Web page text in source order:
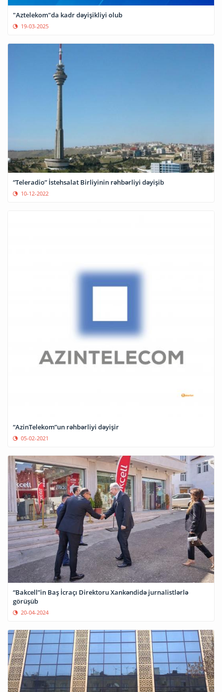
"Aztelekom"da kadr dəyişikliyi olub
19-03-2025
“Teleradio” İstehsalat Birliyinin rəhbərliyi dəyişib
10-12-2022
“AzinTelekom”un rəhbərliyi dəyişir
05-02-2021
“Bakcell”in Baş İcraçı Direktoru Xankəndidə jurnalistlərlə
görüşüb
20-04-2024